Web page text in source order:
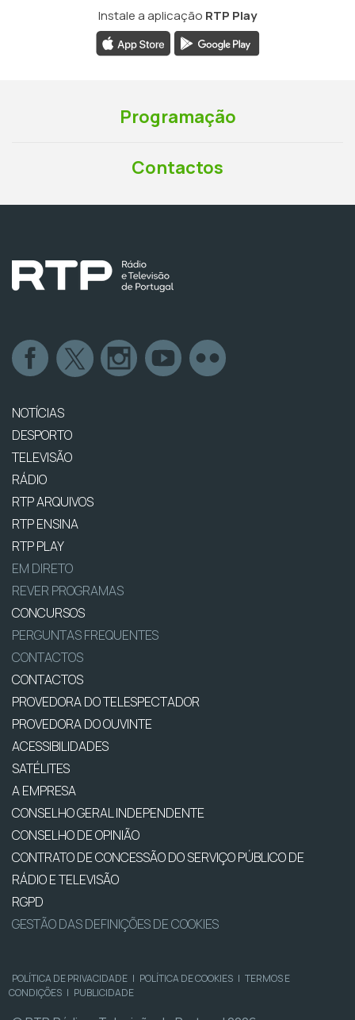
Instale a aplicação RTP Play
Programação
Contactos
NOTÍCIAS
DESPORTO
TELEVISÃO
RÁDIO
RTP ARQUIVOS
RTP ENSINA
RTP PLAY
EM DIRETO
REVER PROGRAMAS
CONCURSOS
PERGUNTAS FREQUENTES
CONTACTOS
CONTACTOS
PROVEDORA DO TELESPECTADOR
PROVEDORA DO OUVINTE
ACESSIBILIDADES
SATÉLITES
A EMPRESA
CONSELHO GERAL INDEPENDENTE
CONSELHO DE OPINIÃO
CONTRATO DE CONCESSÃO DO SERVIÇO PÚBLICO DE
RÁDIO E TELEVISÃO
RGPD
GESTÃO DAS DEFINIÇÕES DE COOKIES
POLÍTICA DE PRIVACIDADE | POLÍTICA DE COOKIES | TERMOS E
CONDIÇÕES | PUBLICIDADE